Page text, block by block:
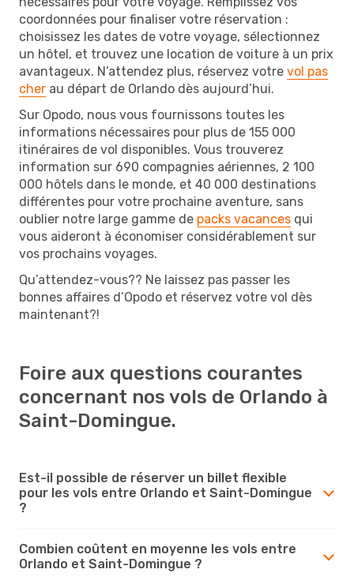
coordonnées pour finaliser votre réservation :
choisissez les dates de votre voyage, sélectionnez
un hôtel, et trouvez une location de voiture à un prix
avantageux. N’attendez plus, réservez votre vol pas
cher au départ de Orlando dès aujourd’hui.
Sur Opodo, nous vous fournissons toutes les
informations nécessaires pour plus de 155 000
itinéraires de vol disponibles. Vous trouverez
information sur 690 compagnies aériennes, 2 100
000 hôtels dans le monde, et 40 000 destinations
différentes pour votre prochaine aventure, sans
oublier notre large gamme de packs vacances qui
vous aideront à économiser considérablement sur
vos prochains voyages.
Qu’attendez-vous?? Ne laissez pas passer les
bonnes affaires d’Opodo et réservez votre vol dès
maintenant?!
Foire aux questions courantes
concernant nos vols de Orlando à
Saint-Domingue.
Est-il possible de réserver un billet flexible
pour les vols entre Orlando et Saint-Domingue
?
Combien coûtent en moyenne les vols entre
Orlando et Saint-Domingue ?